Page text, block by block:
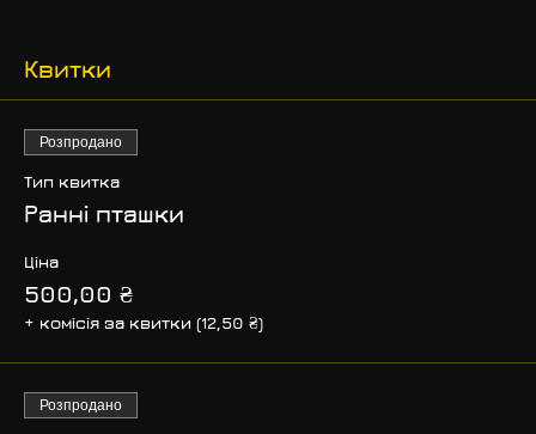
Квитки
Розпродано
Тип квитка
Ранні пташки
Ціна
500,00 ₴
+ комісія за квитки (12,50 ₴)
Розпродано